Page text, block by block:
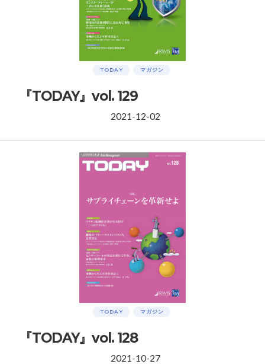
TODAY マガジン
『TODAY』vol. 129
2021-12-02
TODAY マガジン
『TODAY』vol. 128
2021-10-27